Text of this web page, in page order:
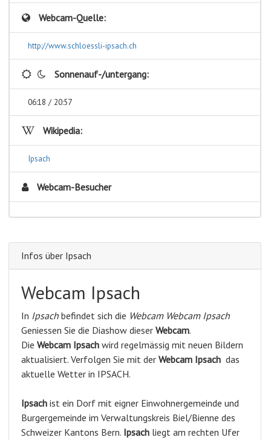
Webcam-Quelle:
http://www.schloessli-ipsach.ch
Sonnenauf-/untergang:
06:18 / 20:57
Wikipedia:
Ipsach
Webcam-Besucher
Infos über Ipsach
Webcam Ipsach
In Ipsach befindet sich die Webcam Webcam Ipsach
Geniessen Sie die Diashow dieser Webcam.
Die Webcam Ipsach wird regelmässig mit neuen Bildern
aktualisiert. Verfolgen Sie mit der Webcam Ipsach das
aktuelle Wetter in IPSACH.
Ipsach ist ein Dorf mit eigner Einwohnergemeinde und
Burgergemeinde im Verwaltungskreis Biel/Bienne des
Schweizer Kantons Bern. Ipsach liegt am rechten Ufer